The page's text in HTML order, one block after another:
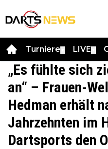
Turniere LIVE
„Es fühlte sich
an“ – Frauen-
Hedman erhält
Jahrzehnten im
Dartsports den